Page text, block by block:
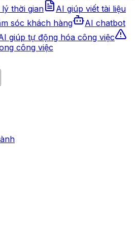
thời gian
AI giúp viết tài liệu
sóc khách hàng
AI chatbot
giúp tự động hóa công việc
công việc